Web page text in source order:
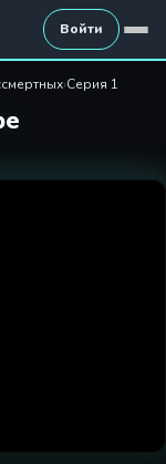
в мире
Войти
›Серия 1